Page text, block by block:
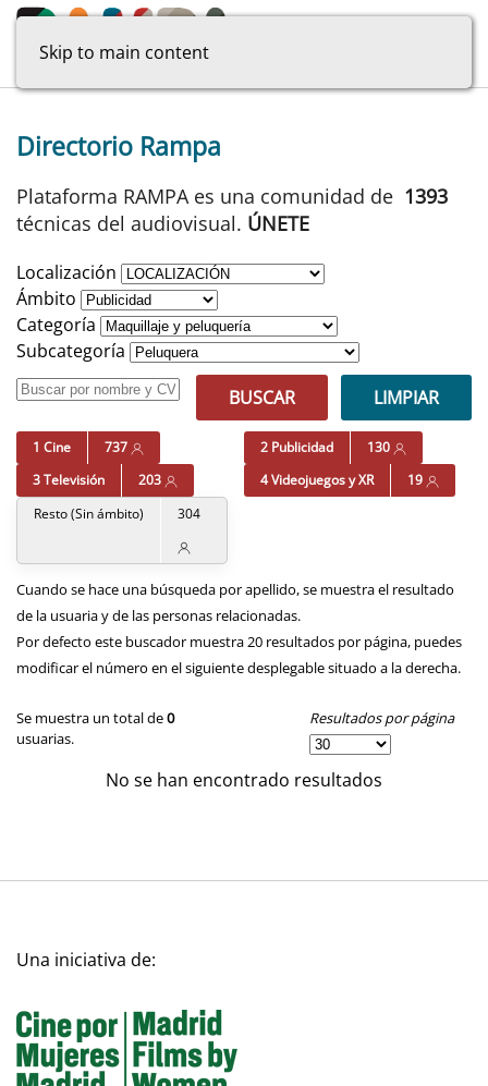
Skip to main content
Directorio Rampa
Plataforma RAMPA es una comunidad de 1393
técnicas del audiovisual. ÚNETE
Localización
Ámbito
Categoría
Subcategoría
BUSCAR
LIMPIAR
1 Cine 737 2 Publicidad
130
3 Televisión
203 4 Videojuegos y XR
19
Resto (Sin ámbito)
304
Cuando se hace una búsqueda por apellido, se muestra el resultado
de la usuaria y de las personas relacionadas.
Por defecto este buscador muestra 20 resultados por página, puedes
modificar el número en el siguiente desplegable situado a la derecha.
Se muestra un total de0
usuarias.
Resultados por página
No se han encontrado resultados
Una iniciativa de: